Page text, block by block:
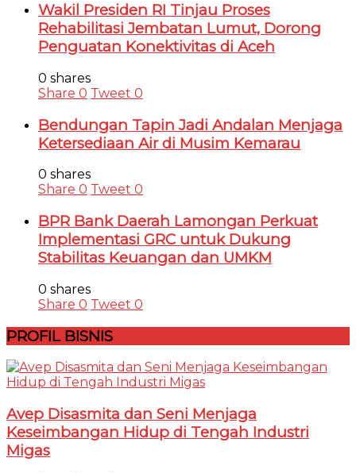
Wakil Presiden RI Tinjau Proses
Rehabilitasi Jembatan Lumut, Dorong
Penguatan Konektivitas di Aceh
0 shares
Share 0 Tweet 0
Bendungan Tapin Jadi Andalan Menjaga
Ketersediaan Air di Musim Kemarau
0 shares
Share 0 Tweet 0
BPR Bank Daerah Lamongan Perkuat
Implementasi GRC untuk Dukung
Stabilitas Keuangan dan UMKM
0 shares
Share 0 Tweet 0
PROFIL BISNIS
Avep Disasmita dan Seni Menjaga
Keseimbangan Hidup di Tengah Industri
Migas